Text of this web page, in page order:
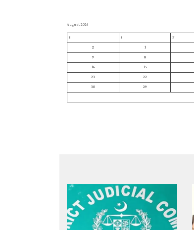
August 2026
F
S
S
1
2
8
9
15
16
22
23
29
30